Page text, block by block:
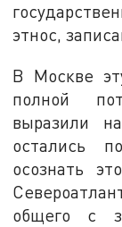
этнос,
В Москве
полной
выразили
остались
осознать
общего с